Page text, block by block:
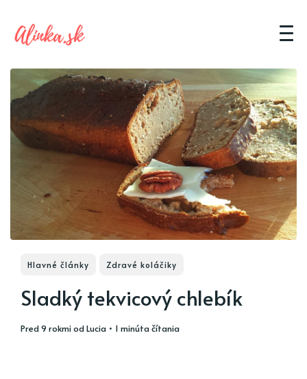
Hlavné články Zdravé koláčiky
Sladký tekvicový chlebík
pred 9 rokmiodLucia • 1 minúta čítania